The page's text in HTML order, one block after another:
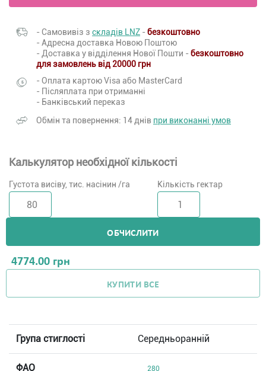
- Самовивіз з складів LNZ - безкоштовно
- Адресна доставка Новою Поштою
- Доставка у відділення Нової Пошти - безкоштовно
для замовлень від 20000 грн
- Оплата картою Visa або MasterCard
- Післяплата при отриманні
- Банківський переказ
Обмін та повернення: 14 днів при виконанні умов
Калькулятор необхідної кількості
Густота висіву, тис. насінин /га Кількість гектар
ОБЧИСЛИТИ
4774.00 грн
КУПИТИ ВСЕ
Група стиглості Середньоранній
ФАО 280